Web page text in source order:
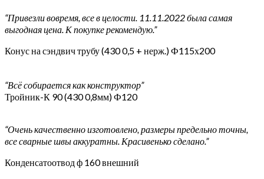
“Привезли вовремя, все в целости. 11.11.2022 была самая
выгодная цена. К покупке рекомендую.”
Конус на сэндвич трубу (430 0,5 + нерж.) Ф115х200
“Всё собирается как конструктор”
Тройник-К 90 (430 0,8мм) Ф120
“Очень качественно изготовлено, размеры предельно точны,
все сварные швы аккуратны. Красивенько сделано.”
Конденсатоотвод ф 160 внешний